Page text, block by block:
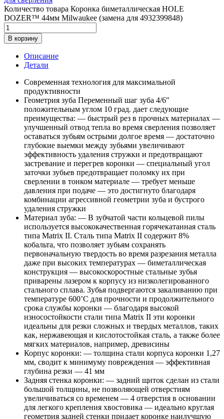
Количество товара Коронка биметаллическая HOLE
DOZER™ 44мм Milwaukee (замена для 4932399848)
В корзину
Описание
Детали
Современная технология для максимальной
продуктивности
Геометрия зуба Переменный шаг зуба 4/6″
положительным углом 10 град. дает следующие
преимущества: — быстрый рез в прочных материалах —
улучшенный отвод тепла во время сверления позволяет
оставаться зубьям острыми долгое время — достаточно
глубокие выемки между зубьями увеличивают
эффективность удаления стружки и предотвращают
застревание и перегрев коронки — специальный угол
заточки зубьев предотвращает поломку их при
сверлении в тонком материале — требует меньше
давления при подаче — это достигнуто благодаря
комбинации агрессивной геометрии зуба и бустрого
удаления стружки
Материал зуба: — В зубчатой части кольцевой пилы
используется высококачественная горячекатанная сталь
типа Matrix II. Сталь типа Matrix II содержит 8%
кобальта, что позволяет зубьям сохранять
первоначальную твердость во время разрезания металла
даже при высоких температурах — биметаллическая
конструкция — высокоскоростные стальные зубья
приварены лазером к корпусу из низколегированного
стального сплава. Зубья подвергаются закаливанию при
температуре 600’С для прочности и продолжительного
срока службы коронки — благодаря высокой
износостойкости стали типа Matrix II эти коронки
идеальны для резки сложных и твердых металлов, таких
как, нержавеющая и кислотостойкая сталь, а также более
мягких материалов, например, древисины
Корпус коронки: — толщина стали корпуса коронки 1,27
мм, сводит к минимуму повреждения — эффективная
глубина резки — 41 мм
Задняя стенка коронки: — задний щиток сделан из стали
большой толщины, не позволяющей отверстиям
увеличиваться со временем — 4 отверстия в основании
для легкого крепления хвостовика — идеально круглая
геометрия задней стенки придает коронке наилучшую